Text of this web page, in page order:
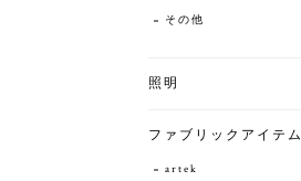
その他
照明
ファブリックアイテム
artek